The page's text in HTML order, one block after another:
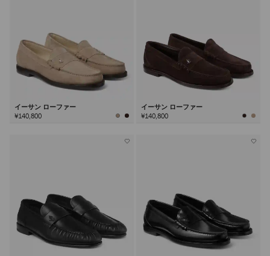
イーサン ローファー
¥140,800
イーサン ローファー
¥140,800